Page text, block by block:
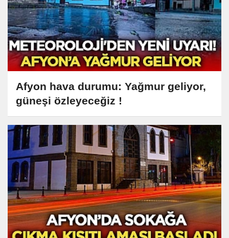
Afyon hava durumu: Yağmur geliyor,
güneşi özleyeceğiz !